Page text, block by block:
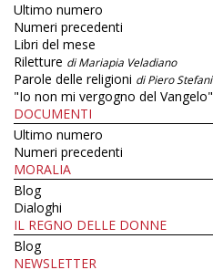
Ultimo numero
Numeri precedenti
Libri del mese
Riletture di Mariapia Veladiano
Parole delle religioni di Piero Stefani
"Io non mi vergogno del Vangelo"
DOCUMENTI
Ultimo numero
Numeri precedenti
MORALIA
Blog
Dialoghi
IL REGNO DELLE DONNE
Blog
NEWSLETTER